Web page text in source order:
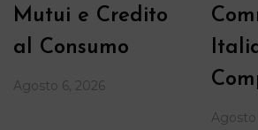
Mutui e Credito
al Consumo
Agosto 6, 2026
Agosto